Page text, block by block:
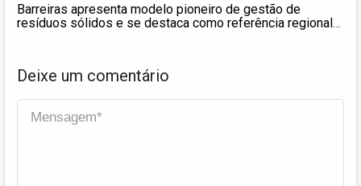
Barreiras apresenta modelo pioneiro de gestão de
resíduos sólidos e se destaca como referência regional
Deixe um comentário